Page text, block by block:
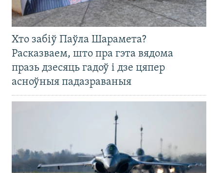
Хто забіў Паўла Шарамета?
Расказваем, што пра гэта вядома
празь дзесяць гадоў і дзе цяпер
асноўныя падазраваныя